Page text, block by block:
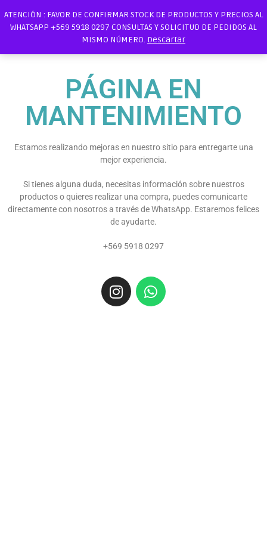
ATENCIÓN : FAVOR DE CONFIRMAR STOCK DE PRODUCTOS Y PRECIOS AL
WHATSAPP +569 5918 0297 CONSULTAS Y SOLICITUD DE PEDIDOS AL
MISMO NÚMERO. Descartar
PÁGINA EN
MANTENIMIENTO
Estamos realizando mejoras en nuestro sitio para entregarte una
mejor experiencia.
Si tienes alguna duda, necesitas información sobre nuestros
productos o quieres realizar una compra, puedes comunicarte
directamente con nosotros a través de WhatsApp. Estaremos felices
de ayudarte.
+569 5918 0297